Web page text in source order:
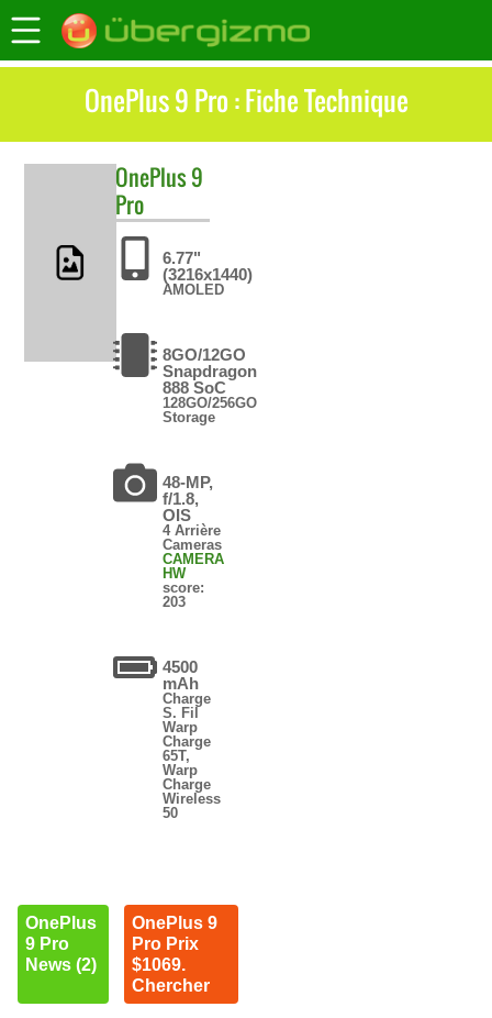
OnePlus 9 Pro : Fiche Technique
OnePlus9
Pro
6.77"
(3216x1440)
AMOLED
8GO/12GO
Snapdragon
888 SoC
128GO/256GO
Storage
48-MP,
f/1.8,
OIS
4 Arrière
Cameras
CAMERA
HW
score:
203
4500
mAh
Charge
S. Fil
Warp
Charge
65T,
Warp
Charge
Wireless
50
OnePlus
9 Pro
News (2)
OnePlus 9
Pro Prix
$1069.
Chercher